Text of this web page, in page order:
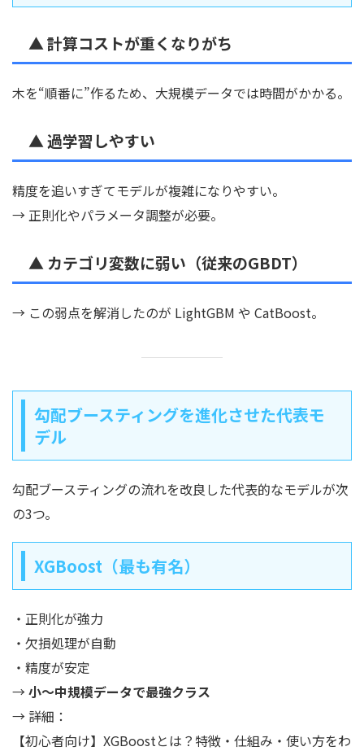
▲計算コストが重くなりがち
木を“順番に”作るため、大規模データでは時間がかかる。
▲過学習しやすい
精度を追いすぎてモデルが複雑になりやすい。
→ 正則化やパラメータ調整が必要。
▲ カテゴリ変数に弱い（従来のGBDT）
→ この弱点を解消したのが LightGBM や CatBoost。
勾配ブースティングを進化させた代表モ
デル
勾配ブースティングの流れを改良した代表的なモデルが次
の3つ。
XGBoost（最も有名）
・正則化が強力
・欠損処理が自動
・精度が安定
→小〜中規模データで最強クラス
→ 詳細：
【初心者向け】XGBoostとは？特徴・仕組み・使い方をわ